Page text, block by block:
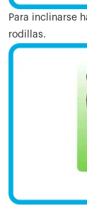
Para inclinarse
rodillas.